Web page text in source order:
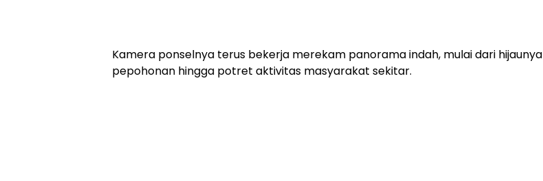
Kamera ponselnya terus bekerja merekam panorama indah, mulai dari hijaunya
pepohonan hingga potret aktivitas masyarakat sekitar.